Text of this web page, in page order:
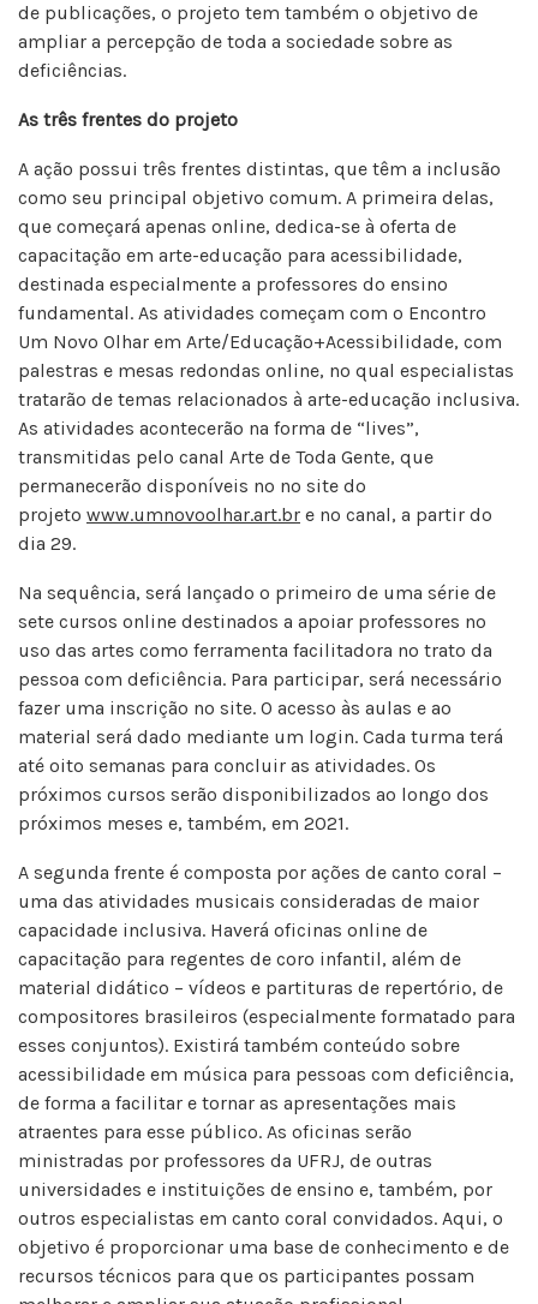
de publicações, o projeto tem também o objetivo de
ampliar a percepção de toda a sociedade sobre as
deficiências.
As três frentes do projeto
A ação possui três frentes distintas, que têm a inclusão
como seu principal objetivo comum. A primeira delas,
que começará apenas online, dedica-se à oferta de
capacitação em arte-educação para acessibilidade,
destinada especialmente a professores do ensino
fundamental. As atividades começam com o Encontro
Um Novo Olhar em Arte/Educação+Acessibilidade, com
palestras e mesas redondas online, no qual especialistas
tratarão de temas relacionados à arte-educação inclusiva.
As atividades acontecerão na forma de “lives”,
transmitidas pelo canal Arte de Toda Gente, que
permanecerão disponíveis no no site do
projeto www.umnovoolhar.art.br e no canal, a partir do
dia 29.
Na sequência, será lançado o primeiro de uma série de
sete cursos online destinados a apoiar professores no
uso das artes como ferramenta facilitadora no trato da
pessoa com deficiência. Para participar, será necessário
fazer uma inscrição no site. O acesso às aulas e ao
material será dado mediante um login. Cada turma terá
até oito semanas para concluir as atividades. Os
próximos cursos serão disponibilizados ao longo dos
próximos meses e, também, em 2021.
A segunda frente é composta por ações de canto coral –
uma das atividades musicais consideradas de maior
capacidade inclusiva. Haverá oficinas online de
capacitação para regentes de coro infantil, além de
material didático – vídeos e partituras de repertório, de
compositores brasileiros (especialmente formatado para
esses conjuntos). Existirá também conteúdo sobre
acessibilidade em música para pessoas com deficiência,
de forma a facilitar e tornar as apresentações mais
atraentes para esse público. As oficinas serão
ministradas por professores da UFRJ, de outras
universidades e instituições de ensino e, também, por
outros especialistas em canto coral convidados. Aqui, o
objetivo é proporcionar uma base de conhecimento e de
recursos técnicos para que os participantes possam